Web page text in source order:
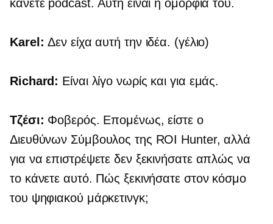
κάνετε podcast. Αυτή είναι η ομορφιά του.
Karel: Δεν είχα αυτή την ιδέα. (γέλιο)
Richard: Είναι λίγο νωρίς και για εμάς.
Τζέσι: Φοβερός. Επομένως, είστε ο
Διευθύνων Σύμβουλος της ROI Hunter, αλλά
για να επιστρέψετε δεν ξεκινήσατε απλώς να
το κάνετε αυτό. Πώς ξεκινήσατε στον κόσμο
του ψηφιακού μάρκετινγκ;